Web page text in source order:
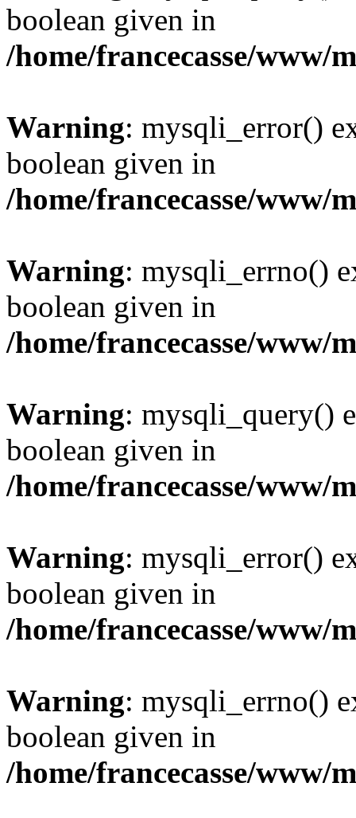
boolean given in
/home/francecasse/www/
Warning: mysqli_error()
boolean given in
/home/francecasse/www/
Warning: mysqli_errno()
boolean given in
/home/francecasse/www/
Warning: mysqli_query()
boolean given in
/home/francecasse/www/
Warning: mysqli_error()
boolean given in
/home/francecasse/www/
Warning: mysqli_errno()
boolean given in
/home/francecasse/www/